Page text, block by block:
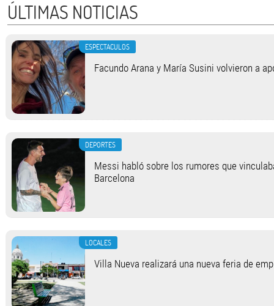
ÚLTIMAS NOTICIAS
ESPECTACULOS
Facundo Arana y María Susini volvieron a
DEPORTES
Messi habló sobre los rumores que
Barcelona
LOCALES
Villa Nueva realizará una nueva feria de